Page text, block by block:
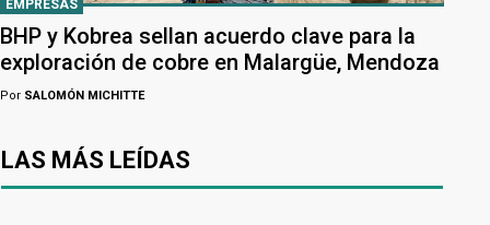
EMPRESAS
BHP y Kobrea sellan acuerdo clave para la
exploración de cobre en Malargüe, Mendoza
Por SALOMÓN MICHITTE
LAS MÁS LEÍDAS